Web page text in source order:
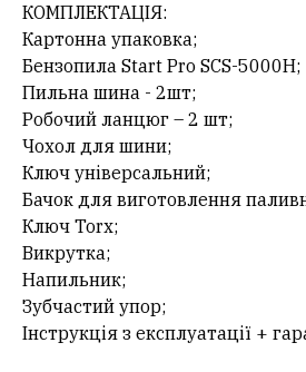
КОМПЛЕКТАЦІЯ:
Картонна упаковка;
Бензопила Start Pro SCS-5000H;
Пильна шина - 2шт;
Робочий ланцюг – 2 шт;
Чохол для шини;
Ключ універсальний;
Бачок для виготовлення
Ключ Torx;
Викрутка;
Напильник;
Зубчастий упор;
Інструкція з експлуатації +